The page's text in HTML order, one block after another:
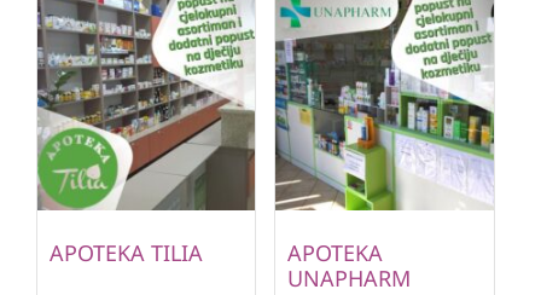
APOTEKA TILIA
APOTEKA
UNAPHARM